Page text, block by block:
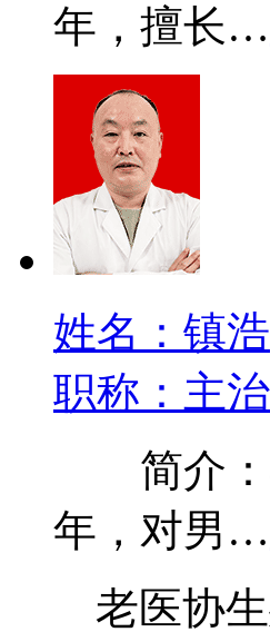
年，擅长…
姓名：镇浩
职称：主
简介：
年，对男…
老医协生